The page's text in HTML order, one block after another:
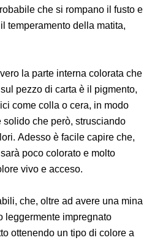
che si rompano il fusto e
temperamento della matita,
la parte interna colorata che
pezzo di carta è il pigmento,
come colla o cera, in modo
che però, strusciando
Adesso è facile capire che,
poco colorato e molto
vivo e acceso.
che, oltre ad avere una mina
leggermente impregnato
ottenendo un tipo di colore a